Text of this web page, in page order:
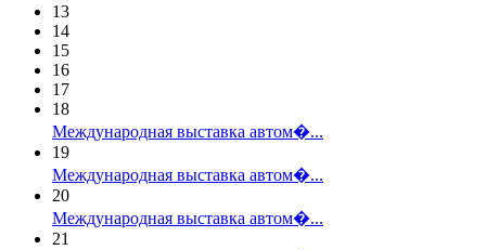
13
14
15
16
17
18
Международная выставка автом�...
19
Международная выставка автом�...
20
Международная выставка автом�...
21